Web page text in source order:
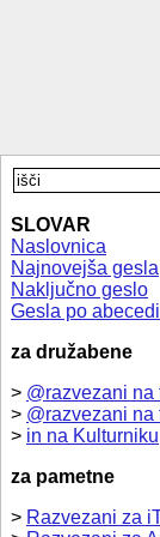
SLOVAR
Naslovnica
Najnovejša gesla
Naključno geslo
Gesla po abecedi
za družabene
> @razvezani na
> @razvezani na
> in na Kulturniku
za pametne
> Razvezani za